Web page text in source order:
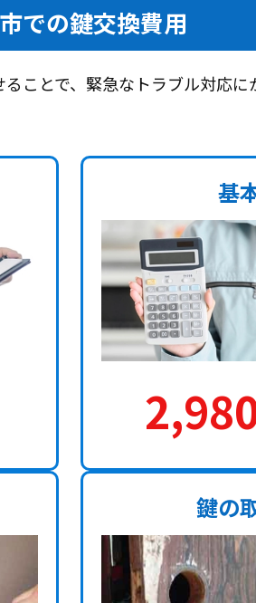
での鍵交換費用
ことで、緊急なトラブル対応に
基
鍵の